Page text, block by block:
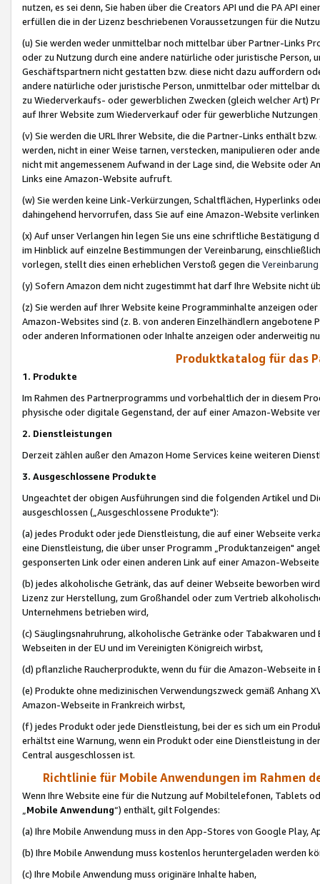
nutzen, es sei denn, Sie haben über die Creators API und die PA API
erfüllen die in der Lizenz beschriebenen Voraussetzungen für die
(u) Sie werden weder unmittelbar noch mittelbar über Partner-Links
oder zu Nutzung durch eine andere natürliche oder juristische
Geschäftspartnern nicht gestatten bzw. diese nicht dazu auffordern
andere natürliche oder juristische Person, unmittelbar oder mittelbar
zu Wiederverkaufs- oder gewerblichen Zwecken (gleich welcher Art)
auf Ihrer Website zum Wiederverkauf oder für gewerbliche
(v) Sie werden die URL Ihrer Website, die die Partner-Links enthält
werden, nicht in einer Weise tarnen, verstecken, manipulieren oder
nicht mit angemessenem Aufwand in der Lage sind, die Website oder
Links eine Amazon-Website aufruft.
(w) Sie werden keine Link-Verkürzungen, Schaltflächen, Hyperlinks
dahingehend hervorrufen, dass Sie auf eine Amazon-Website
(x) Auf unser Verlangen hin legen Sie uns eine schriftliche
im Hinblick auf einzelne Bestimmungen der Vereinbarung,
vorlegen, stellt dies einen erheblichen Verstoß gegen die Vereinbarung
(y) Sofern Amazon dem nicht zugestimmt hat darf Ihre Website nicht
(z) Sie werden auf Ihrer Website keine Programminhalte anzeigen
Amazon-Websites sind (z. B. von anderen Einzelhändlern
oder anderen Informationen oder Inhalte anzeigen oder anderweitig
Produktkatalog für das
1. Produkte
Im Rahmen des Partnerprogramms und vorbehaltlich der in diesem
physische oder digitale Gegenstand, der auf einer Amazon-Website
2. Dienstleistungen
Derzeit zählen außer den Amazon Home Services keine weiteren
3. Ausgeschlossene Produkte
Ungeachtet der obigen Ausführungen sind die folgenden Artikel und
ausgeschlossen („Ausgeschlossene Produkte"):
(a) jedes Produkt oder jede Dienstleistung, die auf einer Webseite
eine Dienstleistung, die über unser Programm „Produktanzeigen"
gesponserten Link oder einen anderen Link auf einer Amazon-
(b) jedes alkoholische Getränk, das auf deiner Webseite beworben
Lizenz zur Herstellung, zum Großhandel oder zum Vertrieb
Unternehmens betrieben wird,
(c) Säuglingsnahruhrung, alkoholische Getränke oder Tabakwaren
Webseiten in der EU und im Vereinigten Königreich wirbst,
(d) pflanzliche Raucherprodukte, wenn du für die Amazon-Webseite in
(e) Produkte ohne medizinischen Verwendungszweck gemäß Anhang
Amazon-Webseite in Frankreich wirbst,
(f) jedes Produkt oder jede Dienstleistung, bei der es sich um ein
erhältst eine Warnung, wenn ein Produkt oder eine Dienstleistung in
Central ausgeschlossen ist.
Richtlinie für Mobile Anwendungen im Rahmen
Wenn Ihre Website eine für die Nutzung auf Mobiltelefonen, Tablets
„Mobile Anwendung“) enthält, gilt Folgendes:
(a) Ihre Mobile Anwendung muss in den App-Stores von Google Play,
(b) Ihre Mobile Anwendung muss kostenlos heruntergeladen werden
(c) Ihre Mobile Anwendung muss originäre Inhalte haben,